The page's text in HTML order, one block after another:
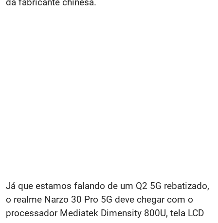
da fabricante chinesa.
Já que estamos falando de um Q2 5G rebatizado,
o realme Narzo 30 Pro 5G deve chegar com o
processador Mediatek Dimensity 800U, tela LCD